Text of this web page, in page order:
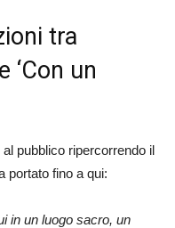
tra
‘Con un
pubblico ripercorrendo il
portato fino a qui:
in un luogo sacro, un